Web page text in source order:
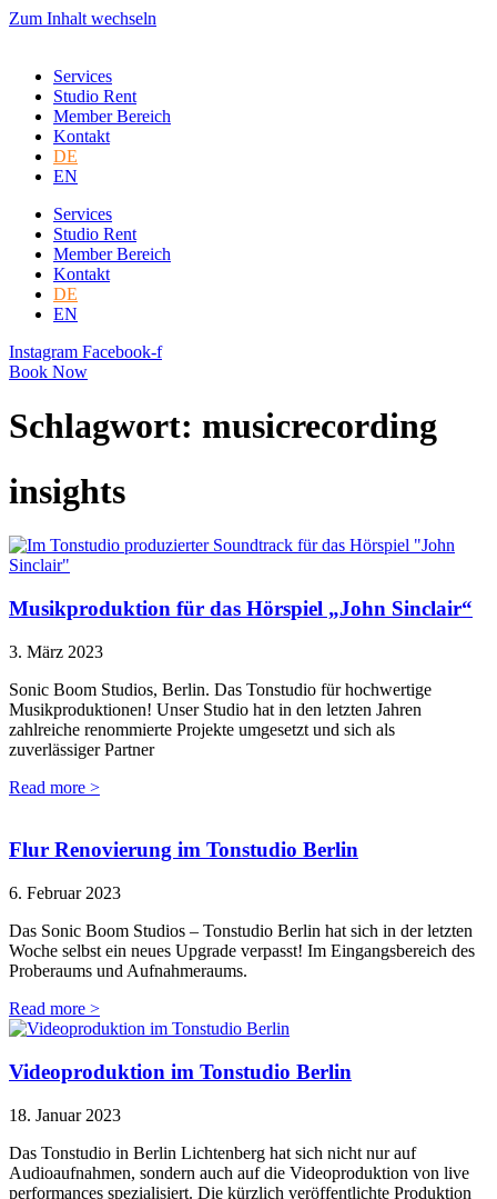
Zum Inhalt wechseln
Services
Studio Rent
Member Bereich
Kontakt
DE
EN
Services
Studio Rent
Member Bereich
Kontakt
DE
EN
Instagram Facebook-f
Book Now
Schlagwort: musicrecording
insights
Musikproduktion für das Hörspiel „John Sinclair“
3. März 2023
Sonic Boom Studios, Berlin. Das Tonstudio für hochwertige
Musikproduktionen! Unser Studio hat in den letzten Jahren
zahlreiche renommierte Projekte umgesetzt und sich als
zuverlässiger Partner
Read more >
Flur Renovierung im Tonstudio Berlin
6. Februar 2023
Das Sonic Boom Studios – Tonstudio Berlin hat sich in der letzten
Woche selbst ein neues Upgrade verpasst! Im Eingangsbereich des
Proberaums und Aufnahmeraums.
Read more >
Videoproduktion im Tonstudio Berlin
18. Januar 2023
Das Tonstudio in Berlin Lichtenberg hat sich nicht nur auf
Audioaufnahmen, sondern auch auf die Videoproduktion von live
performances spezialisiert. Die kürzlich veröffentlichte Produktion